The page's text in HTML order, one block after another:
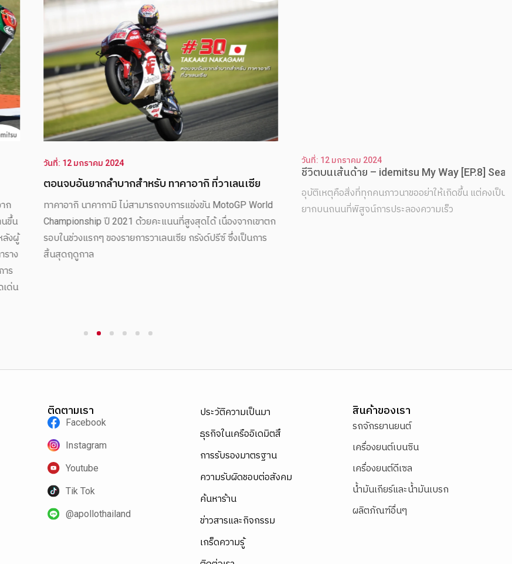
วันที่: 12 มกราคม 2024
ตอนจบอันยากลำบากสำหรับ ทาคาอากิ ที่วาเลนเซีย
ทาคาอากิ นาคากามิ ไม่สามารถจบการแข่งขัน MotoGP World
Championship ปี 2021 ด้วยคะแนนที่สูงสุดได้ เนื่องจากเขาตก
รอบในช่วงแรกๆ ของรายการวาเลนเซีย กรังด์ปรีซ์ ซึ่งเป็นการ
สิ้นสุดฤดูกาล
วันที่: 12 มกราคม 2024
ชีวิตบนเส้นด้าย – idemitsu My Way [EP.8] Season 4
อุบัติเหตุคือสิ่งที่ทุกคนภาวนาขออย่าให้เกิดขึ้น แต่คงเป็นไปได้
ยากบนถนนที่พิสูจน์การประลองความเร็ว
3 4 5 6
ติดตามเรา
Facebook
Instagram
Youtube
Tik Tok
@apollothailand
ประวัติความเป็นมา
ธุรกิจในเครืออิเดมิตสึ
การรับรองมาตรฐาน
ความรับผิดชอบต่อสังคม
ค้นหาร้าน
ข่าวสารและกิจกรรม
เกร็ดความรู้
สินค้าของเรา
รถจักรยานยนต์
เครื่องยนต์เบนซิน
เครื่องยนต์ดีเซล
น้ำมันเกียร์และน้ำมันเบรก
ผลิตภัณฑ์อื่นๆ